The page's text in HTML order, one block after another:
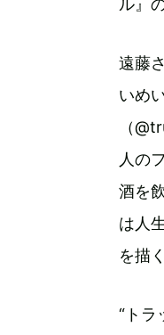
遠藤
いめ
（
人の
酒を
は人
を描
“トラ